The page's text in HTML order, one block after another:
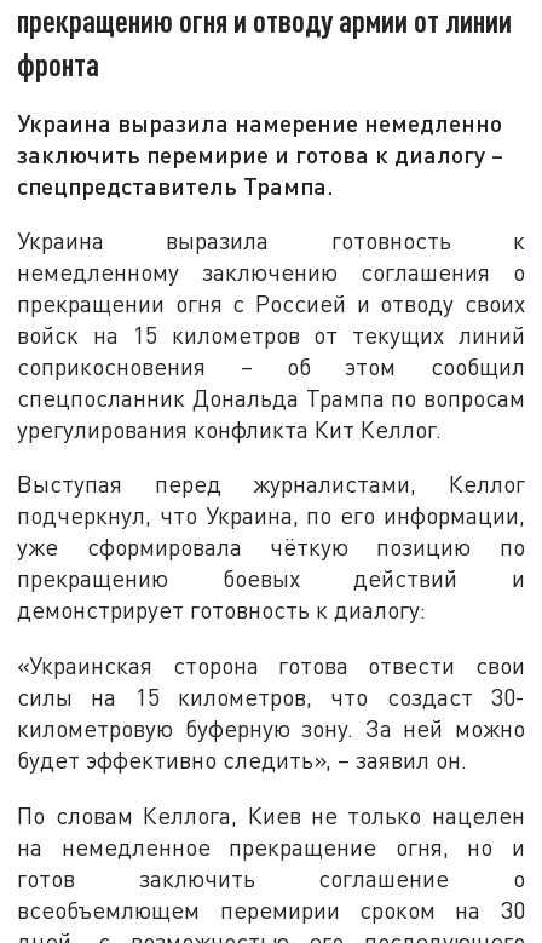
прекращению огня и отводу армии от линии
фронта
Украина выразила намерение немедленно
заключить перемирие и готова к диалогу –
спецпредставитель Трампа.
Украина выразила готовность к
немедленному заключению соглашения о
прекращении огня с Россией и отводу своих
войск на 15 километров от текущих линий
соприкосновения – об этом сообщил
спецпосланник Дональда Трампа по вопросам
урегулирования конфликта Кит Келлог.
Выступая перед журналистами, Келлог
подчеркнул, что Украина, по его информации,
уже сформировала чёткую позицию по
прекращению боевых действий и
демонстрирует готовность к диалогу:
«Украинская сторона готова отвести свои
силы на 15 километров, что создаст 30-
километровую буферную зону. За ней можно
будет эффективно следить», – заявил он.
По словам Келлога, Киев не только нацелен
на немедленное прекращение огня, но и
готов заключить соглашение о
всеобъемлющем перемирии сроком на 30